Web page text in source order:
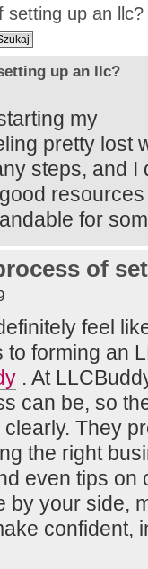
setting up an llc?
up an llc?
my
pretty lost
steps, and I
for
of
feel
forming an
. At
can be, so
They
the right
even tips on
by your side,
confident,